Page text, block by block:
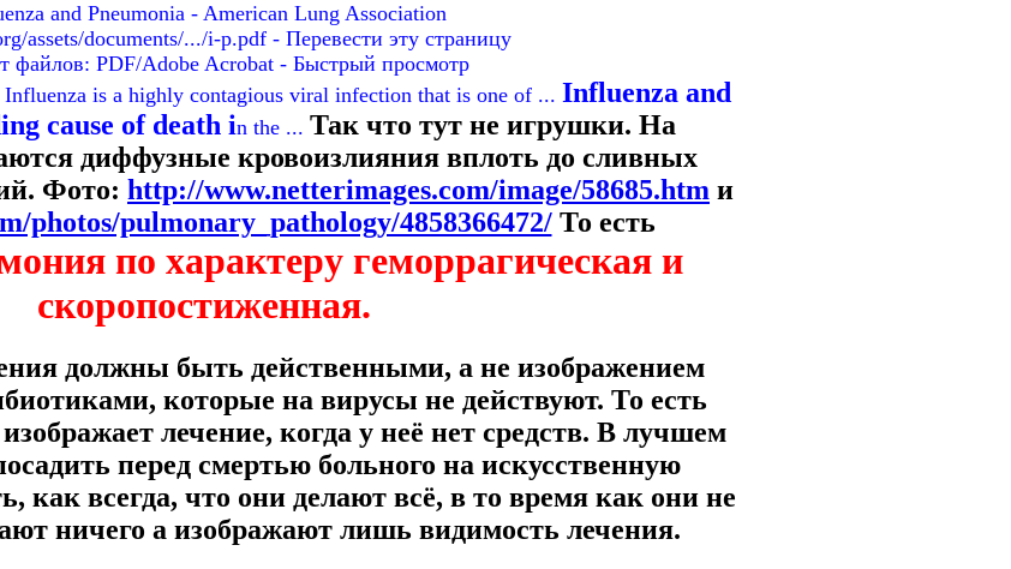
and Pneumonia - American Lung Association
assets/documents/.../i-p.pdf - Перевести эту страницу
файлов: PDF/Adobe Acrobat - Быстрый просмотр
is a highly contagious viral infection that is one of ... Influenza and
cause of death in the ... Так что тут не игрушки. На
диффузные кровоизлияния вплоть до сливных
Фото: http://www.netterimages.com/image/58685.htm и
photos/pulmonary_pathology/4858366472/То есть
по характеру геморрагическая и
скоропостиженная.
должны быть действенными, а не изображением
которые на вирусы не действуют. То есть
лечение, когда у неё нет средств. В лучшем
перед смертью больного на искусственную
как всегда, что они делают всё, в то время как они не
ничего а изображают лишь видимость лечения.